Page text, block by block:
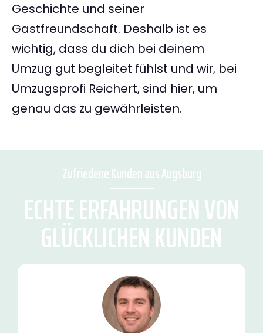
Geschichte und seiner
Gastfreundschaft. Deshalb ist es
wichtig, dass du dich bei deinem
Umzug gut begleitet fühlst und wir, bei
Umzugsprofi Reichert, sind hier, um
genau das zu gewährleisten.
Zufriedene Kunden aus Augsburg
ECHTE ERFAHRUNGEN VON
GLÜCKLICHEN KUNDEN